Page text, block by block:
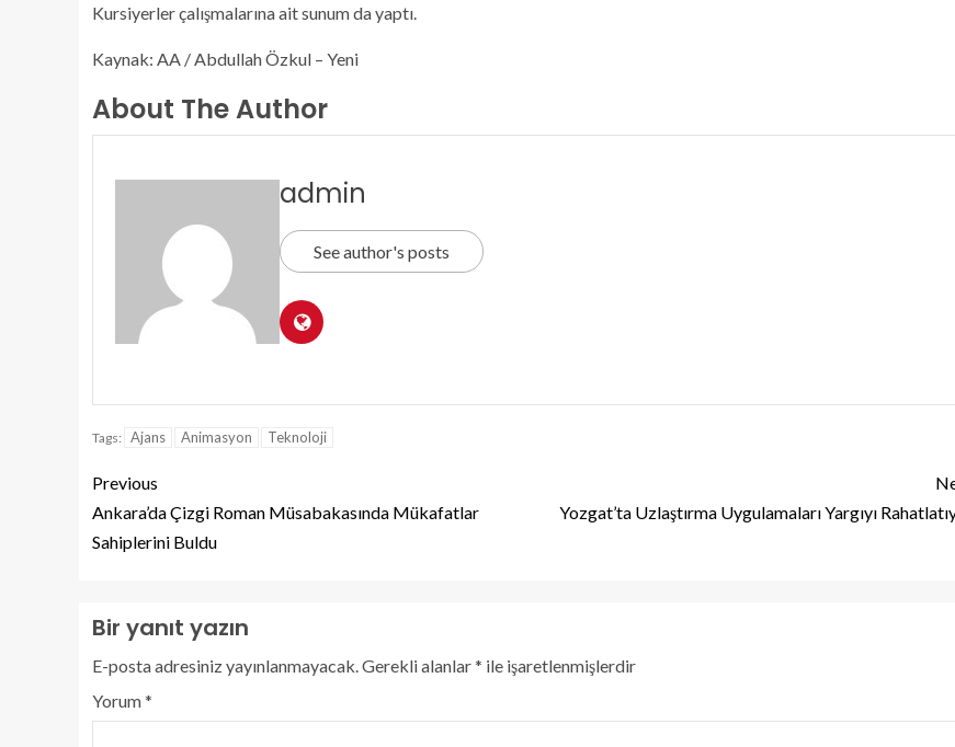
Kursiyerler çalışmalarına ait sunum da yaptı.
Kaynak: AA / Abdullah Özkul – Yeni
About The Author
admin
See author's posts
Tags: Ajans Animasyon Teknoloji
Previous
Ankara’da Çizgi Roman Müsabakasında Mükafatlar
Sahiplerini Buldu
Yozgat’ta Uzlaştırma Uygulamaları Yargıyı
Bir yanıt yazın
E-posta adresiniz yayınlanmayacak.Gerekli alanlar* ile işaretlenmişlerdir
Yorum*